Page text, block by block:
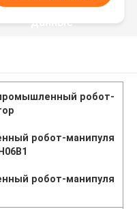
данные
робот-
робот-манипуля
робот-манипуля